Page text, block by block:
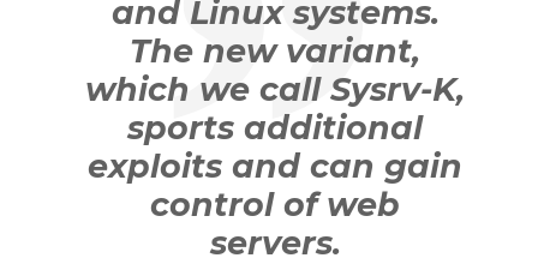
and Linux systems.
The new variant,
which we call Sysrv-K,
sports additional
exploits and can gain
control of web
servers.